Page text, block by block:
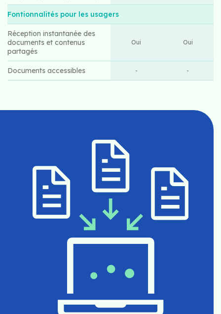
Fontionnalités pour les usagers
Réception instantanée des
documents et contenus
partagés
Oui Oui
Documents accessibles - -